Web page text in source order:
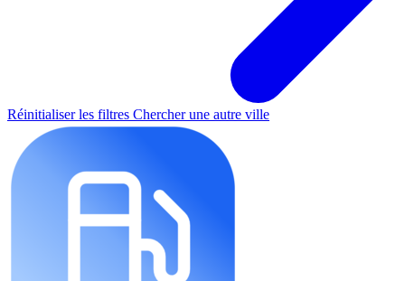
Réinitialiser les filtres Chercher une autre ville